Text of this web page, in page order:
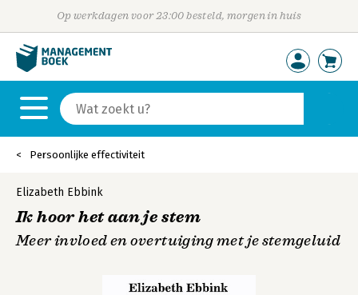
Op werkdagen voor 23:00 besteld, morgen in huis
Persoonlijke effectiviteit
Elizabeth Ebbink
Ik hoor het aan je stem
Meer invloed en overtuiging met je stemgeluid